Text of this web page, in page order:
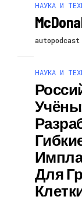
НАУКА И
autopodcast
НАУКА И
Для